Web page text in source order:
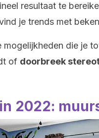
resultaat te
je trends met
mogelijkheden die je
of doorbreek
2022: